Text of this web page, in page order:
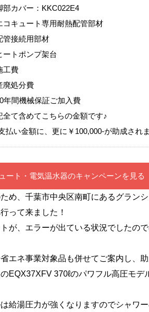
部カバー：KKC022E4
コキュート専用耐熱配管部材
管接続用部材
ートポンプ架台
工費
廃処分費
年間機械保証ご加入費
全て含めてこちらの金額です♪
払い金額に、更に￥100,000-が助成され
ート・電気温水器のキャンペーンを見る
め、千葉市中央区南町にあるグラン
って来ました！
が、エラーが出ている状況でしたの
エネ事業対象品も併せてご案内し、
EQX37XFV 370ℓのパワフル高圧モデ
給湯圧力が強くなりますのでシャワ